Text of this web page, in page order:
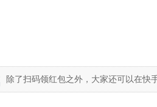
除了扫码领红包之外，大家还可以在快